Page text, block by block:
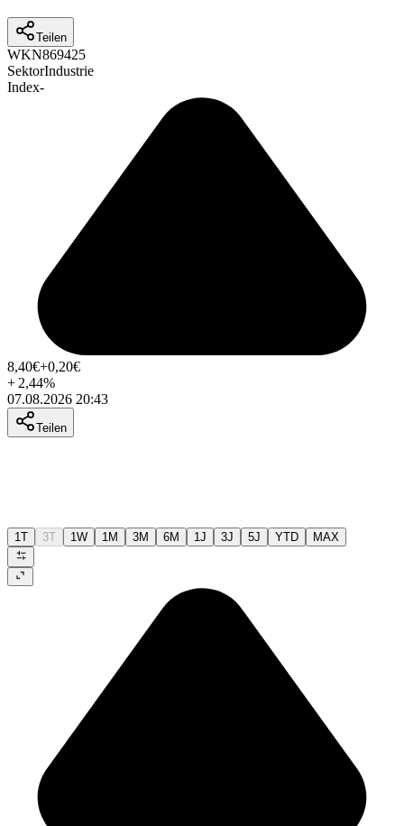
Teilen
WKN869425
SektorIndustrie
Index-
8,40€+0,20€
+ 2,44%
07.08.2026 20:43
Teilen
1T 3T 1W 1M 3M 6M 1J 3J 5J YTD MAX